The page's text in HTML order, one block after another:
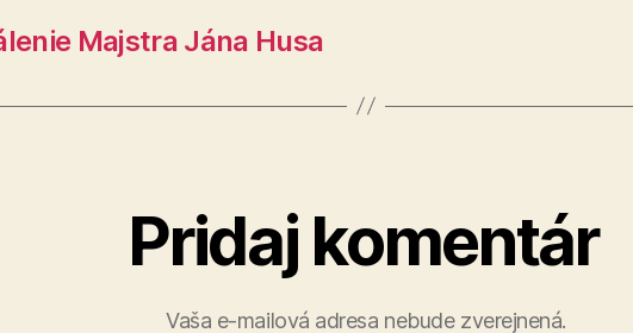
Majstra Jána Husa
Pridaj komentár
Vaša e-mailová adresa nebude zverejnená.